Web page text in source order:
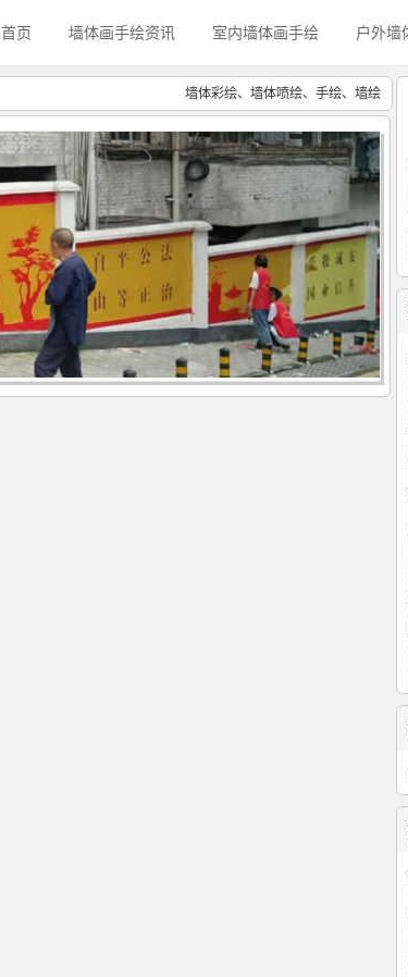
首页 墙体画手绘资讯 室内墙体画手绘 户外墙
墙体彩绘、墙体喷绘、手绘、墙绘